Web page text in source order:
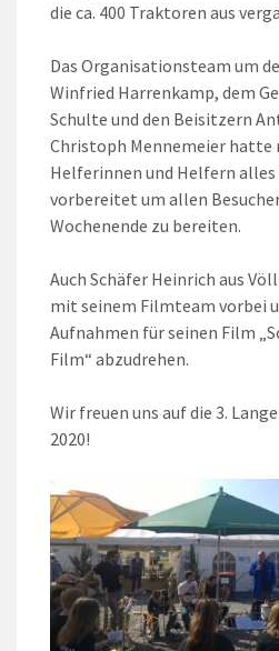
die ca. 400 Traktoren aus
Das Organisationsteam um
Winfried Harrenkamp, dem
Schulte und den Beisitzern
Christoph Mennemeier hatte
Helferinnen und Helfern alles
vorbereitet um allen
Wochenende zu bereiten.
Auch Schäfer Heinrich aus
mit seinem Filmteam vorbei
Aufnahmen für seinen Film
Film“ abzudrehen.
Wir freuen uns auf die 3.
2020!